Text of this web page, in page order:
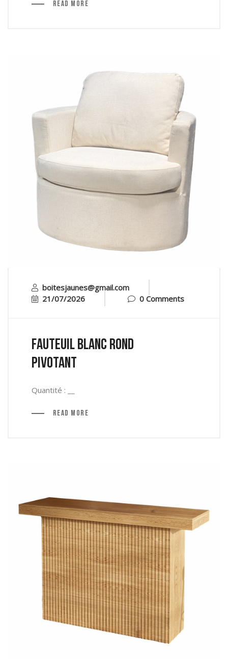
Read More
boitesjaunes@gmail.com
21/07/2026
0 Comments
Fauteuil blanc rond
pivotant
Quantité : __
Read More